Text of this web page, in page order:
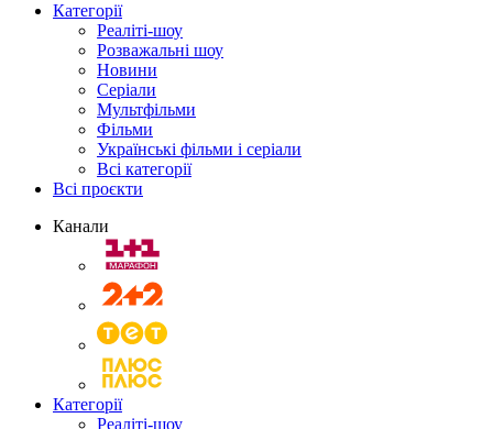
Категорії
Реаліті-шоу
Розважальні шоу
Новини
Серіали
Мультфільми
Фільми
Українські фільми і серіали
Всі категорії
Всі проєкти
Канали
Категорії
Реаліті-шоу